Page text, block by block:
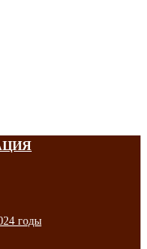
годы